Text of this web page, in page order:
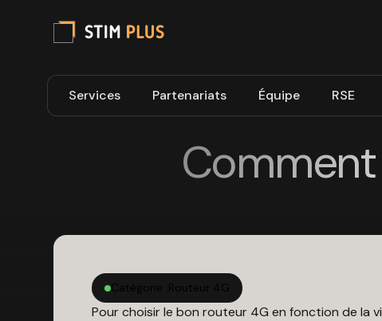
Services Partenariats Équipe RSE
Pour choisir le bon routeur 4G en fonction de la